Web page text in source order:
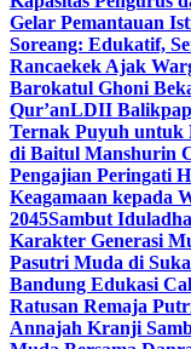
Gelar Pemantauan
Soreang: Edukatif,
Rancaekek Ajak
Barokatul Ghoni
Qur’anLDII
Ternak Puyuh untuk
di Baitul Manshurin
Pengajian Peringati
Keagamaan kepada
2045Sambut
Karakter Generasi
Pasutri Muda di
Bandung Edukasi
Ratusan Remaja
Annajah Kranji